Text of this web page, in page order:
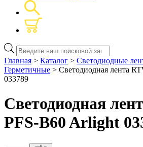
Поиск
товаров
Главная > Каталог > Светодиодные
Герметичные > Светодиодная лента
033789
Светодиодная
PFS-B60 Arlight